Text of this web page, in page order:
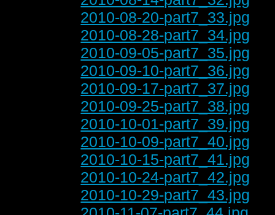
2010-08-20-part7_33.jpg
2010-08-28-part7_34.jpg
2010-09-05-part7_35.jpg
2010-09-10-part7_36.jpg
2010-09-17-part7_37.jpg
2010-09-25-part7_38.jpg
2010-10-01-part7_39.jpg
2010-10-09-part7_40.jpg
2010-10-15-part7_41.jpg
2010-10-24-part7_42.jpg
2010-10-29-part7_43.jpg